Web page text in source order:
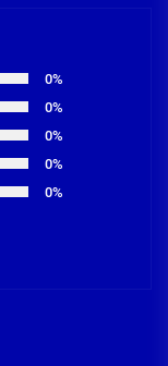
0%
0%
0%
0%
0%